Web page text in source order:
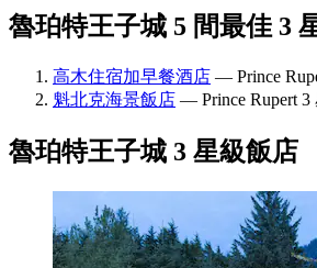
魯珀特王子城 5 間最佳 3
高木住宿加早餐酒店 — Prince
魁北克海景飯店 — Prince Rupert
魯珀特王子城 3 星級飯店